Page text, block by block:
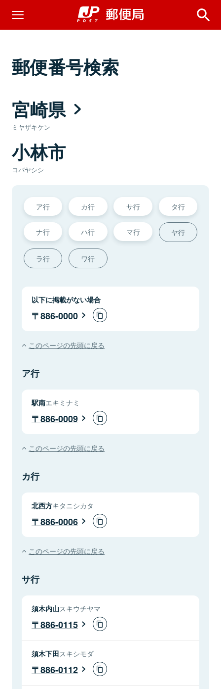
郵便番号検索
宮崎県
ミヤザキケン
小林市
コバヤシシ
ア行 カ行 サ行 タ行
ナ行 ハ行 マ行 ヤ行
ラ行 ワ行
以下に掲載がない場合
886-0000
このページの先頭に戻る
ア行
駅南エキミナミ
886-0009
このページの先頭に戻る
カ行
北西方キタニシカタ
886-0006
このページの先頭に戻る
サ行
須木内山スキウチヤマ
886-0115
須木下田スキシモダ
886-0112